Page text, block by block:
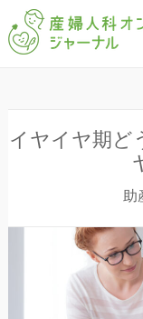
イヤイヤ期ど
助